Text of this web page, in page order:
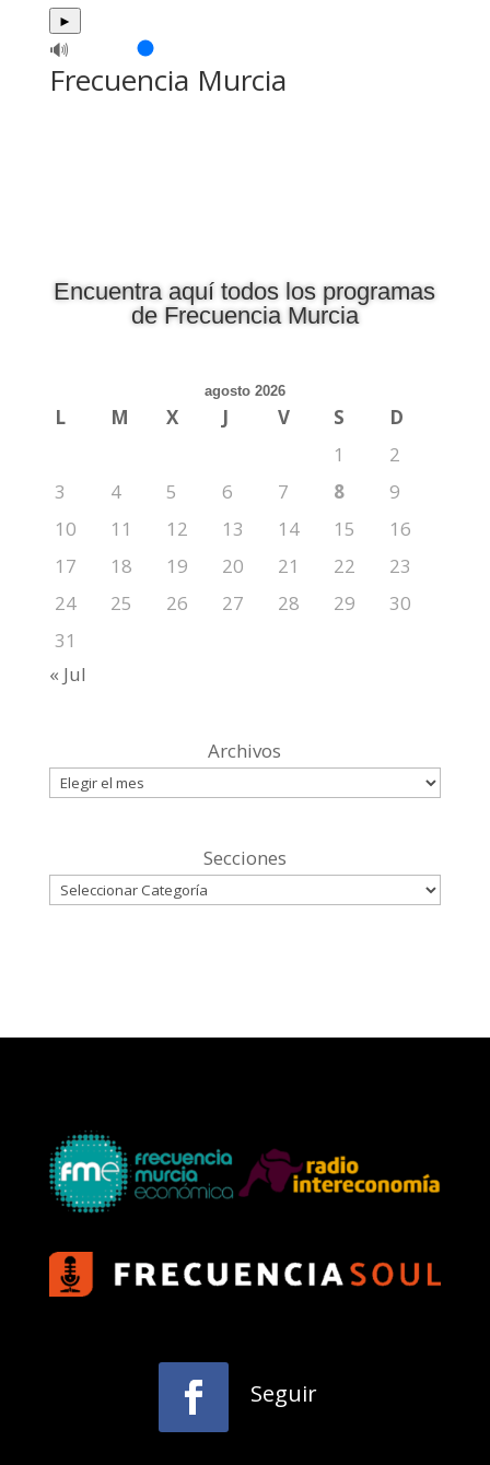
►
🔊
Frecuencia Murcia
Encuentra aquí todos los programas
de Frecuencia Murcia
agosto 2026
L M X J V S
D
1
2
3
4 5 6 7 8
9
10
11 12 13 14 15
16
17
18 19 20 21 22
23
24
25 26 27 28 29
30
31
« Jul
Archivos
Secciones
Seguir